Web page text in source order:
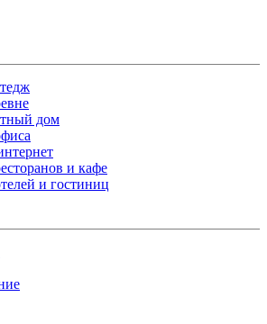
дом
и кафе
и гостиниц